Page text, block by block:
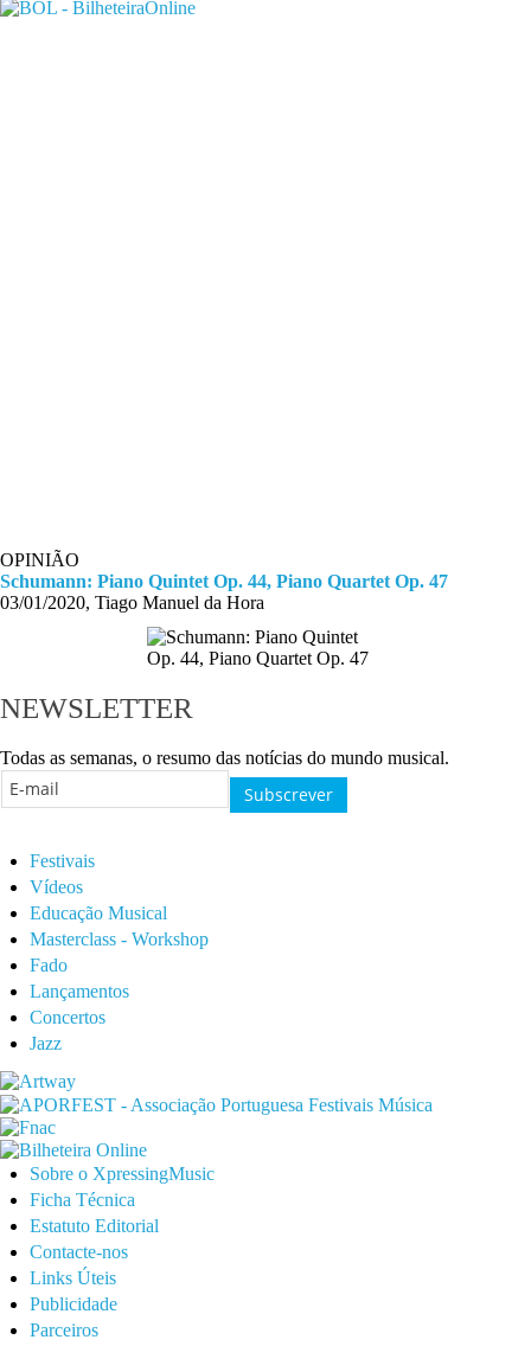
OPINIÃO
Schumann: Piano Quintet Op. 44, Piano Quartet Op. 47
03/01/2020, Tiago Manuel da Hora
NEWSLETTER
Todas as semanas, o resumo das notícias do mundo musical.
Festivais
Vídeos
Educação Musical
Masterclass - Workshop
Fado
Lançamentos
Concertos
Jazz
Sobre o XpressingMusic
Ficha Técnica
Estatuto Editorial
Contacte-nos
Links Úteis
Publicidade
Parceiros